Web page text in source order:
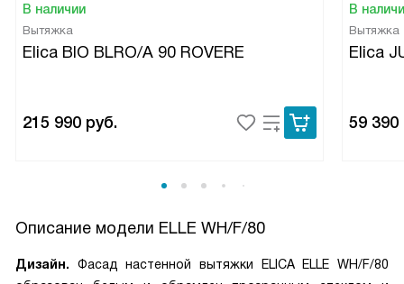
В наличии
Вытяжка
Elica BIO BLRO/A 90 ROVERE
215 990 руб.
В
Вытяжка
Elica
59 390
Описание модели ELLE WH/F/80
Дизайн. Фасад настенной вытяжки ELICA ELLE WH/F/80